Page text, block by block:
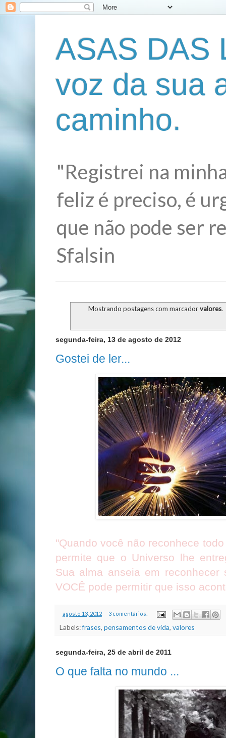
ASAS DAS
voz da sua
caminho.
"Registrei na
feliz é preciso, é
que não pode ser
Sfalsin
Mostrando postagens com marcadorvalores.
segunda-feira, 13 de agosto de 2012
Gostei de ler...
"Quando você não reconhece
permite que o Universo lhe
Sua alma anseia em reconhecer
VOCÊ pode permitir que isso
-agosto 13, 2012 3 comentários:
Labels:frases, pensamentos de vida, valores
segunda-feira, 25 de abril de 2011
O que falta no mundo ...